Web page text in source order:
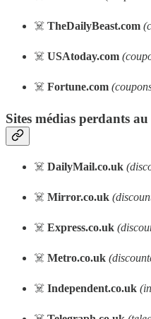
☠️ TheDailyBeast.com
☠️ USAtoday.com
☠️ Fortune.com
Sites médias perdants
☠️ DailyMail.co.uk
☠️ Mirror.co.uk
☠️ Express.co.uk
☠️ Metro.co.uk
☠️ Independent.co.uk